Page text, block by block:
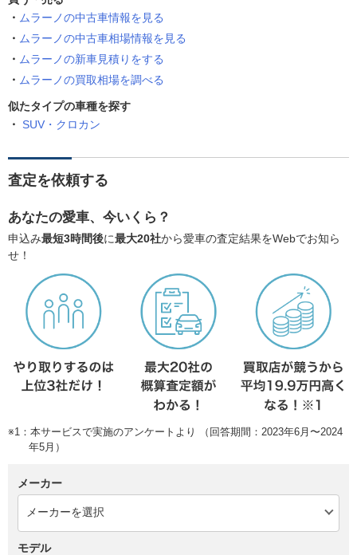
ムラーノの中古車情報を見る
ムラーノの中古車相場情報を見る
ムラーノの新車見積りをする
ムラーノの買取相場を調べる
似たタイプの車種を探す
SUV・クロカン
査定を依頼する
あなたの愛車、今いくら？
申込み最短3時間後に最大20社から愛車の査定結果をWebでお知ら
せ！
※1：本サービスで実施のアンケートより （回答期間：2023年6月〜2024
年5月）
メーカー
モデル